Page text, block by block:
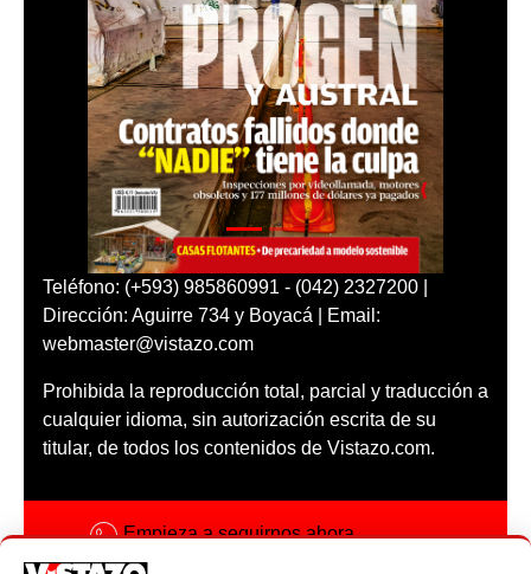
Teléfono: (+593) 985860991 - (042) 2327200 |
Dirección: Aguirre 734 y Boyacá | Email:
webmaster@vistazo.com
Prohibida la reproducción total, parcial y traducción a
cualquier idioma, sin autorización escrita de su
titular, de todos los contenidos de Vistazo.com.
Empieza a seguirnos ahora